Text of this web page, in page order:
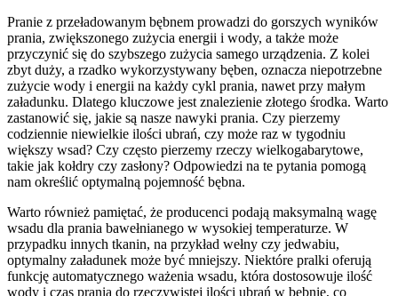
Pranie z przeładowanym bębnem prowadzi do gorszych wyników
prania, zwiększonego zużycia energii i wody, a także może
przyczynić się do szybszego zużycia samego urządzenia. Z kolei
zbyt duży, a rzadko wykorzystywany bęben, oznacza niepotrzebne
zużycie wody i energii na każdy cykl prania, nawet przy małym
załadunku. Dlatego kluczowe jest znalezienie złotego środka. Warto
zastanowić się, jakie są nasze nawyki prania. Czy pierzemy
codziennie niewielkie ilości ubrań, czy może raz w tygodniu
większy wsad? Czy często pierzemy rzeczy wielkogabarytowe,
takie jak kołdry czy zasłony? Odpowiedzi na te pytania pomogą
nam określić optymalną pojemność bębna.
Warto również pamiętać, że producenci podają maksymalną wagę
wsadu dla prania bawełnianego w wysokiej temperaturze. W
przypadku innych tkanin, na przykład wełny czy jedwabiu,
optymalny załadunek może być mniejszy. Niektóre pralki oferują
funkcję automatycznego ważenia wsadu, która dostosowuje ilość
wody i czas prania do rzeczywistej ilości ubrań w bębnie, co